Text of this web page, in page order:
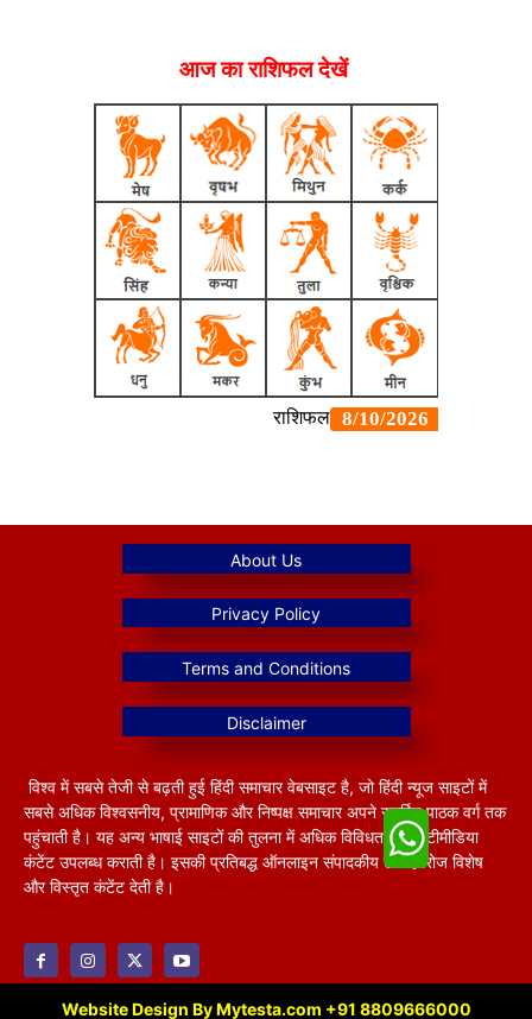
आज का राशिफल देखें
विश्व में सबसे तेजी से बढ़ती हुई हिंदी समाचार वेबसाइट है, जो हिंदी न्यूज साइटों में
सबसे अधिक विश्वसनीय, प्रामाणिक और निष्पक्ष समाचार अपने समर्पित पाठक वर्ग तक
पहुंचाती है। यह अन्य भाषाई साइटों की तुलना में अधिक विविधतापूर्ण मल्टीमीडिया
कंटेंट उपलब्ध कराती है। इसकी प्रतिबद्ध ऑनलाइन संपादकीय टीम हररोज विशेष
और विस्तृत कंटेंट देती है।
Website Design By Mytesta.com +91 8809666000